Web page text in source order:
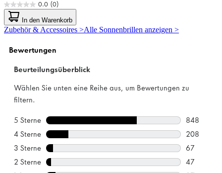
0.0 (0)
0.0
von
5
Sternen.
In den Warenkorb
Zubehör & Accessoires >Alle Sonnenbrillen anzeigen >